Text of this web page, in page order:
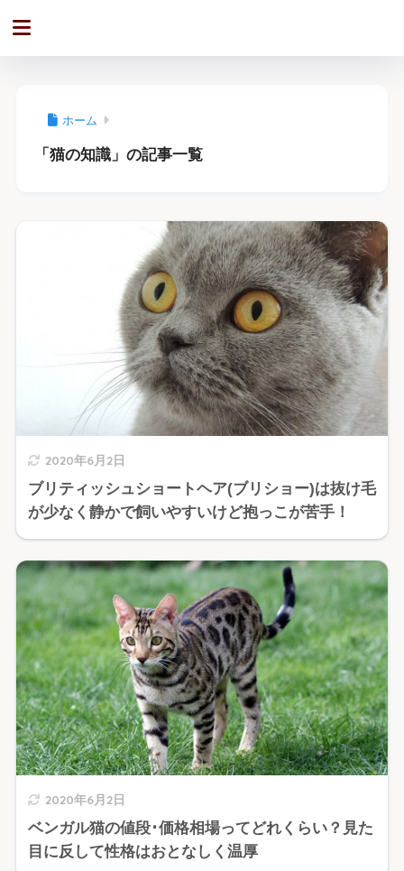
ホーム
「猫の知識」の記事一覧
2020年6月2日
ブリティッシュショートヘア(ブリショー)は抜け毛
が少なく静かで飼いやすいけど抱っこが苦手！
2020年6月2日
ベンガル猫の値段･価格相場ってどれくらい？見た
目に反して性格はおとなしく温厚